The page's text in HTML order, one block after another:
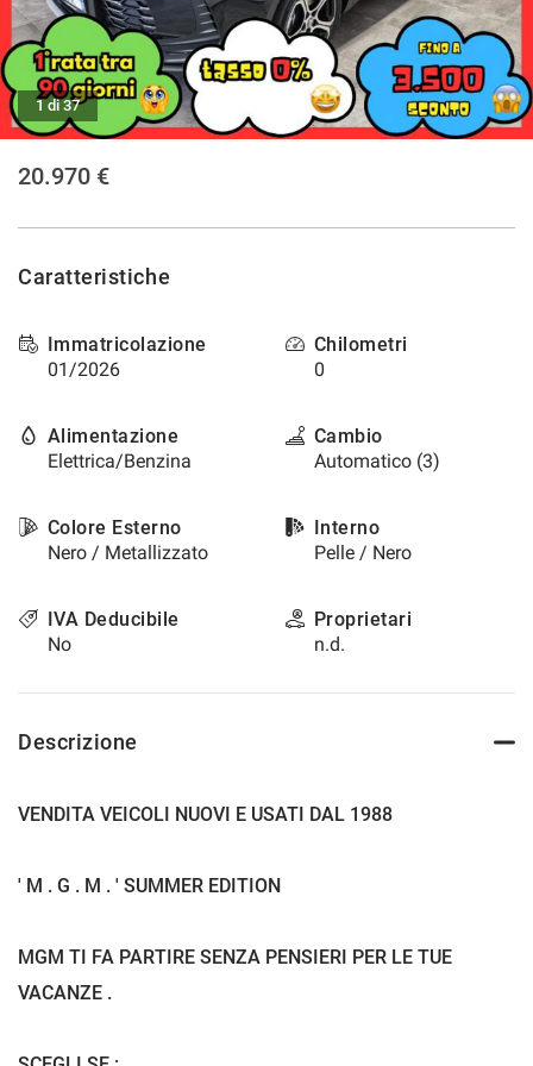
NEWS
1 di 37
20.970 €
Caratteristiche
Immatricolazione
01/2026
Chilometri
0
Alimentazione
Elettrica/Benzina
Cambio
Automatico (3)
Colore Esterno
Nero / Metallizzato
Interno
Pelle / Nero
IVA Deducibile
No
Proprietari
n.d.
Descrizione
VENDITA VEICOLI NUOVI E USATI DAL 1988
' M . G . M . ' SUMMER EDITION
MGM TI FA PARTIRE SENZA PENSIERI PER LE TUE
VACANZE .
tracciamento
che
adottiamo
per
offrire
le
e
le
di
Per
ottenere
sull'utilità
di
questi
tracciamento
alla
policy.
e
tue
qualsiasi
momento.